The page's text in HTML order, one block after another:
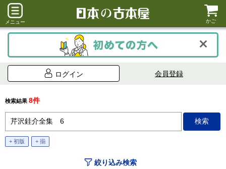
メニュー かご
ログイン 会員登録
検索結果 8件
+ 初版 + 揃
絞り込み検索